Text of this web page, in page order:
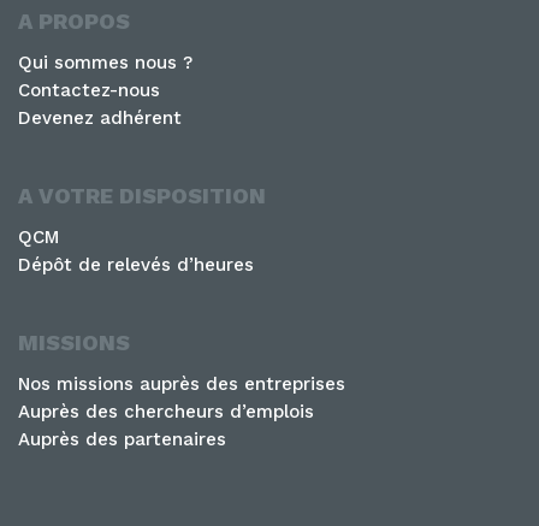
A PROPOS
Qui sommes nous ?
Contactez-nous
Devenez adhérent
A VOTRE DISPOSITION
QCM
Dépôt de relevés d’heures
MISSIONS
Nos missions auprès des entreprises
Auprès des chercheurs d’emplois
Auprès des partenaires